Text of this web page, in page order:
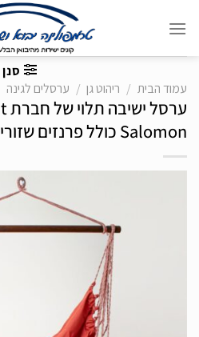
סנן
עמוד הבית
/ ריהוט גן / ערסלים לגינה
Salomon כולל פרנזים שזורים